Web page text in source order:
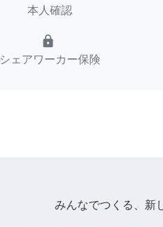
本人確認
lock
シェアワーカー保険
みんなでつくる、新